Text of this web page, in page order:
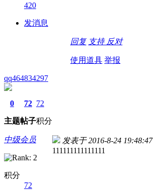
420
发消息
回复 支持 反对
使用道具 举报
qq464834297
0
主题
72
帖子
72
积分
中级会员
积分
72
发表于 2016-8-24 19:48:47
111111111111111